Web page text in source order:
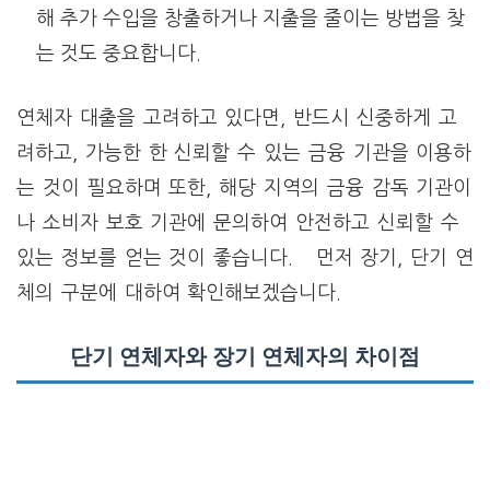
해 추가 수입을 창출하거나 지출을 줄이는 방법을 찾
는 것도 중요합니다.
연체자 대출을 고려하고 있다면, 반드시 신중하게 고
려하고, 가능한 한 신뢰할 수 있는 금융 기관을 이용하
는 것이 필요하며 또한, 해당 지역의 금융 감독 기관이
나 소비자 보호 기관에 문의하여 안전하고 신뢰할 수
있는 정보를 얻는 것이 좋습니다. 먼저 장기, 단기 연
체의 구분에 대하여 확인해보겠습니다.
단기 연체자와 장기 연체자의 차이점